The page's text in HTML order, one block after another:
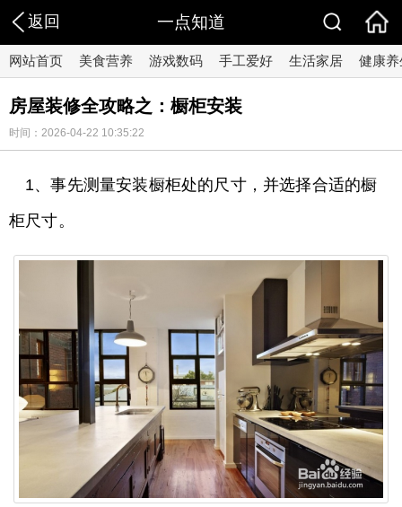
返回 一点知道
网站首页 美食营养 游戏数码 手工爱好 生活家居 健康养
房屋装修全攻略之：橱柜安装
时间：2026-04-22 10:35:22
1、事先测量安装橱柜处的尺寸，并选择合适的橱
柜尺寸。